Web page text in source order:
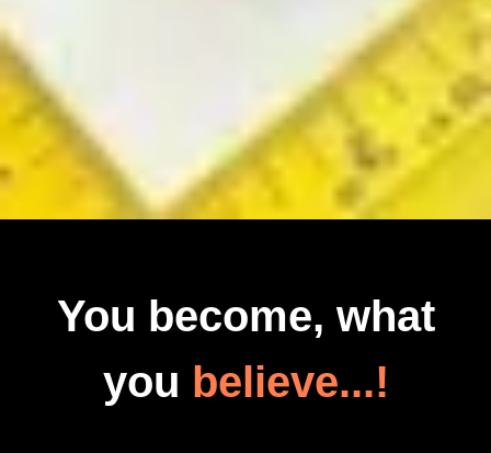
You become, what
you believe...!